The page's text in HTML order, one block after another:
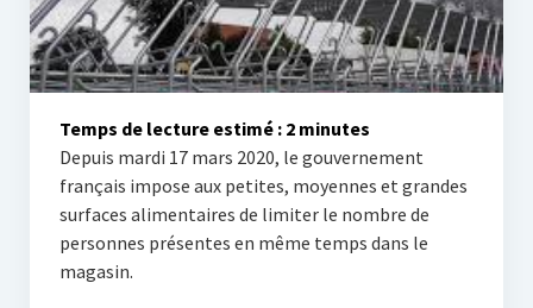
High-tech
Tribunes et engagement
Vie lycéenne
Activités scolaires
Roux Libre
Temps de lecture estimé : 2 minutes
Depuis mardi 17 mars 2020, le gouvernement
français impose aux petites, moyennes et grandes
surfaces alimentaires de limiter le nombre de
personnes présentes en même temps dans le
magasin.